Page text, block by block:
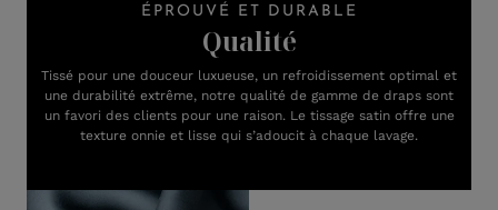
ÉPROUVÉ ET DURABLE
Qualité
Tissé pour une douceur luxueuse, un refroidissement optimal et
une durabilité extrême, notre qualité de gamme de draps sont
un favori des clients pour une raison. Le tissage satin offre une
texture onnie et lisse qui s’adoucit à chaque lavage.